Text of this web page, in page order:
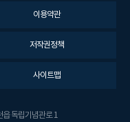
이용약관
저작권정책
사이트맵
읍 독립기념관로 1